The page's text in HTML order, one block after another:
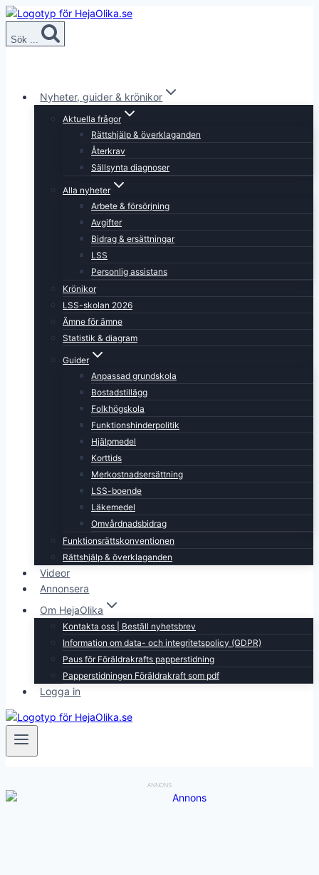
Skip
content
Sök ...
Nyheter, guider & krönikor
Aktuella frågor
Rättshjälp & överklaganden
Återkrav
Sällsynta diagnoser
Alla nyheter
Arbete & försörjning
Avgifter
Bidrag & ersättningar
LSS
Personlig assistans
Krönikor
LSS-skolan 2026
Ämne för ämne
Statistik & diagram
Guider
Anpassad grundskola
Bostadstillägg
Folkhögskola
Funktionshinderpolitik
Hjälpmedel
Korttids
Merkostnadsersättning
LSS-boende
Läkemedel
Omvårdnadsbidrag
Funktionsrättskonventionen
Rättshjälp & överklaganden
Videor
Annonsera
Om HejaOlika
Kontakta oss | Beställ nyhetsbrev
Information om data- och integritetspolicy (GDPR)
Paus för Föräldrakrafts papperstidning
Papperstidningen Föräldrakraft som pdf
Logga in
ANNONS